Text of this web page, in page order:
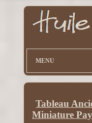
MENU
Tableau
Miniature